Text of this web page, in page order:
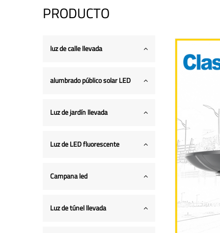
PRODUCTO
luz de calle llevada
alumbrado público solar LED
Luz de jardín llevada
Luz de LED fluorescente
Campana led
Luz de túnel llevada